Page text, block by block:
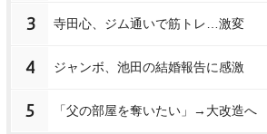
3 寺田心、ジム通いで筋トレ…激変
4 ジャンボ、池田の結婚報告に感激
5 「父の部屋を奪いたい」→大改造へ